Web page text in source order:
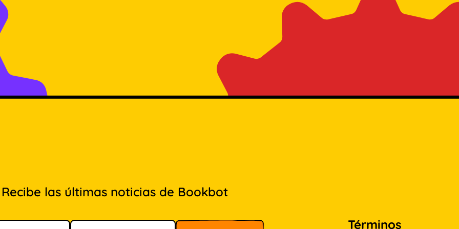
Recibe las últimas noticias de Bookbot
Términos